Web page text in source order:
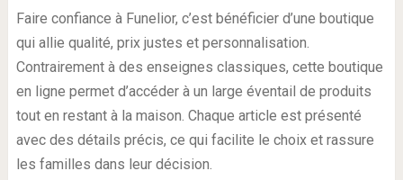
Faire confiance à Funelior, c’est bénéficier d’une boutique
qui allie qualité, prix justes et personnalisation.
Contrairement à des enseignes classiques, cette boutique
en ligne permet d’accéder à un large éventail de produits
tout en restant à la maison. Chaque article est présenté
avec des détails précis, ce qui facilite le choix et rassure
les familles dans leur décision.